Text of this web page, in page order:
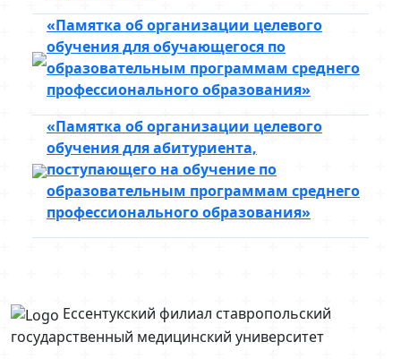
«Памятка об организации целевого
обучения для обучающегося по
образовательным программам среднего
профессионального образования»
«Памятка об организации целевого
обучения для абитуриента,
поступающего на обучение по
образовательным программам среднего
профессионального образования»
Ессентукский филиал ставропольский
государственный медицинский университет